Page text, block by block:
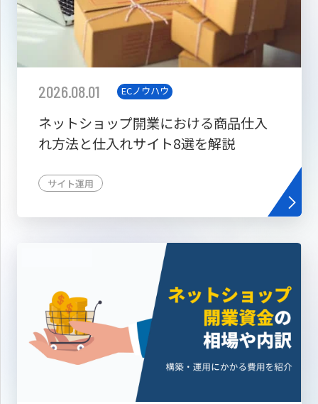
2026.08.01 ECノウハウ
ネットショップ開業における商品仕入
れ方法と仕入れサイト8選を解説
サイト運用